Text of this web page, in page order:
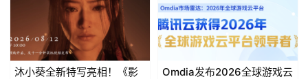
站
沐小葵全新特写亮相！《影 Omdia发布2026全球游戏云